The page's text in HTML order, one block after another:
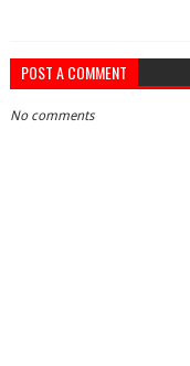
POST A COMMENT
No comments